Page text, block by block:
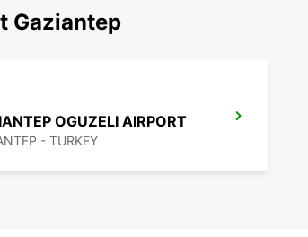
Gaziantep
OGUZELI AIRPORT
- TURKEY